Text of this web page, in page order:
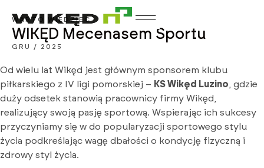
WARTO WIEDZIEĆ
WIKĘD Mecenasem Sportu
GRU / 2025
Od wielu lat Wikęd jest głównym sponsorem klubu
piłkarskiego z IV ligi pomorskiej – KS Wikęd Luzino , gdzie
duży odsetek stanowią pracownicy firmy Wikęd,
realizujący swoją pasję sportową. Wspierając ich sukcesy
przyczyniamy się w do popularyzacji sportowego stylu
życia podkreślając wagę dbałości o kondycję fizyczną i
zdrowy styl życia.